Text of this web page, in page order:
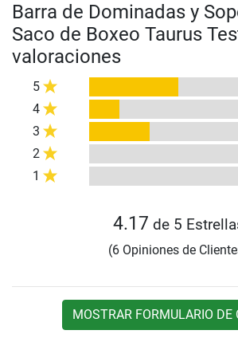
Barra de Dominadas y
Saco de Boxeo Taurus
valoraciones
5
4
3
2
1
4.17 de 5
(6 Opiniones de
MOSTRAR FORMULARIO DE